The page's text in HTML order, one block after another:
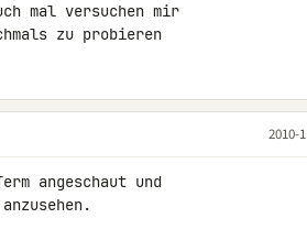
mal versuchen mir
zu probieren
2010-
angeschaut und